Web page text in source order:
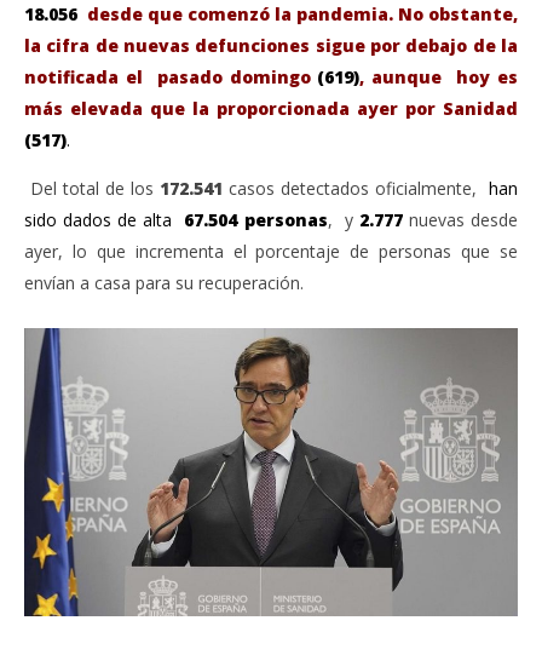
VIENDO AHORA
Covid-19: España registra un repunte con 567
nuevas muertes, aunque los contagios disminuyen
levemente.
abril
14,
Admin
18.056 desde que comenzó la pandemia. No obstante,
la cifra de nuevas defunciones sigue por debajo de la
notificada el pasado domingo (619), aunque hoy es
más elevada que la proporcionada ayer por Sanidad
(517).
Del total de los 172.541 casos detectados oficialmente, han
sido dados de alta 67.504 personas, y 2.777nuevas desde
ayer, lo que incrementa el porcentaje de personas que se
envían a casa para su recuperación.